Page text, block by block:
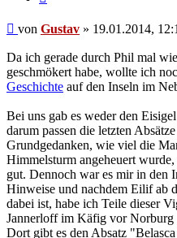
Beitrag
von Gustav » 19.01.2014,
Da ich gerade durch Phil mal
geschmökert habe, wollte ich
Geschichte auf den Inseln im
Bei uns gab es weder den
darum passen die letzten
Grundgedanken, wie viel die
Himmelsturm angeheuert
gut. Dennoch war es mir in den
Hinweise und nachdem Eilif ab
dabei ist, habe ich Teile dieser
Jannerloff im Käfig vor Norburg
Dort gibt es den Absatz